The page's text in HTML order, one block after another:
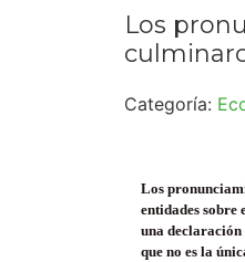
Los
Categoría:
Los
entidades
una declaración
que no es la